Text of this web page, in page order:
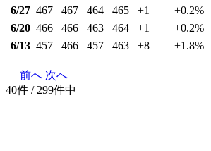
6/27 467 467 464 465 +1 +0.2%
6/20 466 466 463 464 +1 +0.2%
6/13 457 466 457 463 +8 +1.8%
前へ 次へ
40件 / 299件中